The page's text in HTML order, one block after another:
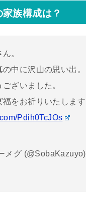
族構成は？
。
中に沢山の思い出。
ざいました。
福をお祈りいたしま
Pdih0TcJOs
メグ